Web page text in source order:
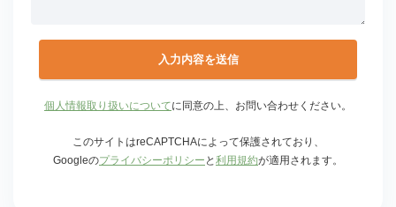
個人情報取り扱いについてに同意の上、お問い合わせください。
このサイトはreCAPTCHAによって保護されており、
Googleのプライバシーポリシー と 利用規約が適用されます。